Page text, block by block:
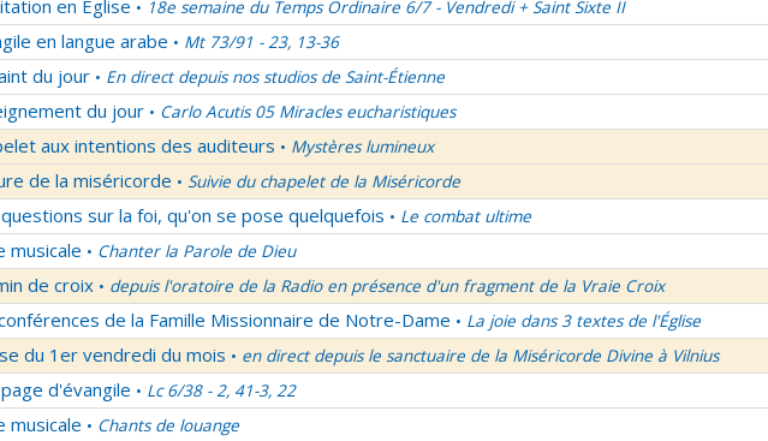
en Eglise • 18e semaine du Temps Ordinaire 6/7 - Vendredi + Saint Sixte II
en langue arabe • Mt 73/91 - 23, 13-36
du jour • En direct depuis nos studios de Saint-Étienne
du jour • Carlo Acutis 05 Miracles eucharistiques
aux intentions des auditeurs • Mystères lumineux
de la miséricorde • Suivie du chapelet de la Miséricorde
sur la foi, qu'on se pose quelquefois • Le combat ultime
musicale • Chanter la Parole de Dieu
de croix • depuis l'oratoire de la Radio en présence d'un fragment de la Vraie Croix
de la Famille Missionnaire de Notre-Dame • La joie dans 3 textes de l'Église
du 1er vendredi du mois • en direct depuis le sanctuaire de la Miséricorde Divine à Vilnius
d'évangile • Lc 6/38 - 2, 41-3, 22
musicale • Chants de louange